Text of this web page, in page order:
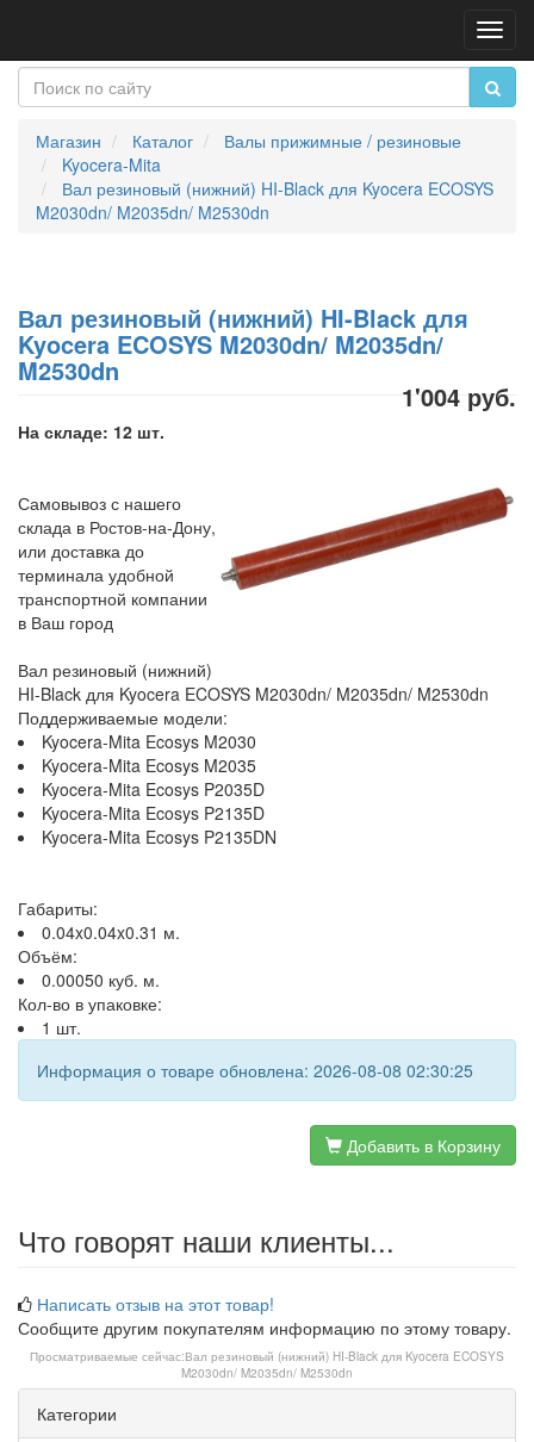
Магазин Каталог
Валы прижимные / резиновые
Kyocera-Mita
Вал резиновый (нижний) HI-Black для Kyocera ECOSYS
M2030dn/ M2035dn/ M2530dn
Вал резиновый (нижний) HI-Black для
Kyocera ECOSYS M2030dn/ M2035dn/
M2530dn
1'004 руб.
На складе: 12 шт.
Самовывоз с нашего
склада в Ростов-на-Дону,
или доставка до
терминала удобной
транспортной компании
в Ваш город
Вал резиновый (нижний)
HI-Black для Kyocera ECOSYS M2030dn/ M2035dn/ M2530dn
Поддерживаемые модели:
Kyocera-Mita Ecosys M2030
Kyocera-Mita Ecosys M2035
Kyocera-Mita Ecosys P2035D
Kyocera-Mita Ecosys P2135D
Kyocera-Mita Ecosys P2135DN
Габариты:
0.04x0.04x0.31 м.
Объём:
0.00050 куб. м.
Кол-во в упаковке:
1 шт.
Информация о товаре обновлена: 2026-08-08 02:30:25
Добавить в Корзину
Что говорят наши клиенты...
Написать отзыв на этот товар!
Сообщите другим покупателям информацию по этому товару.
Просматриваемые сейчас:Вал резиновый (нижний) HI-Black для Kyocera ECOSYS
M2030dn/ M2035dn/ M2530dn
Категории